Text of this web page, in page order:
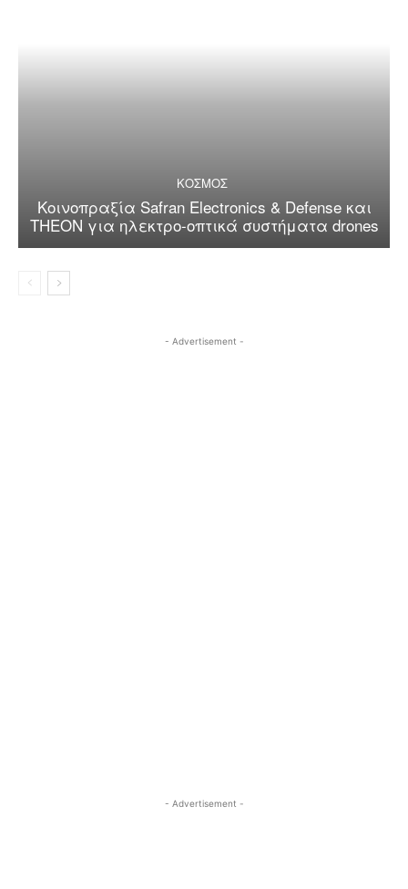
ΚΟΣΜΟΣ
Κοινοπραξία Safran Electronics & Defense και
THEON για ηλεκτρο-οπτικά συστήματα drones
- Advertisement -
- Advertisement -